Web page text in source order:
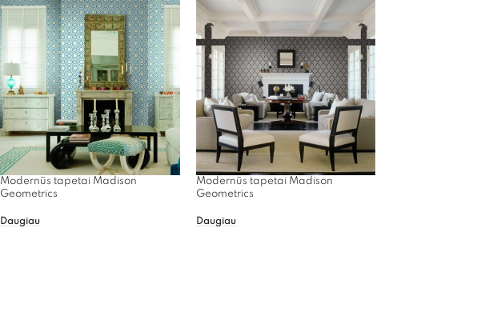
Modernūs tapetai Madison
Geometrics
Daugiau
Modernūs tapetai Madison
Geometrics
Daugiau